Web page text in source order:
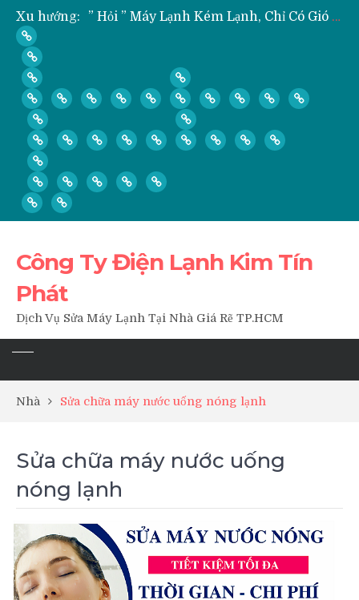
Xu hướng:
” Hỏi ” Máy Lạnh Kém Lạnh, Chỉ Có Gió Không Lạnh Phải Làm Sao?
Dịch Vụ Sửa Tủ Lạnh Tại Nhà Quận 3
Công Ty Điện Lạnh Kim Tín
Phát
Dịch Vụ Sửa Máy Lạnh Tại Nhà Giá Rẽ TP.HCM
Nhà Sửa chữa máy nước uống nóng lạnh
Sửa chữa máy nước uống
nóng lạnh